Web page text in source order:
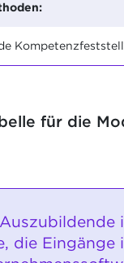
für die
die Eingänge